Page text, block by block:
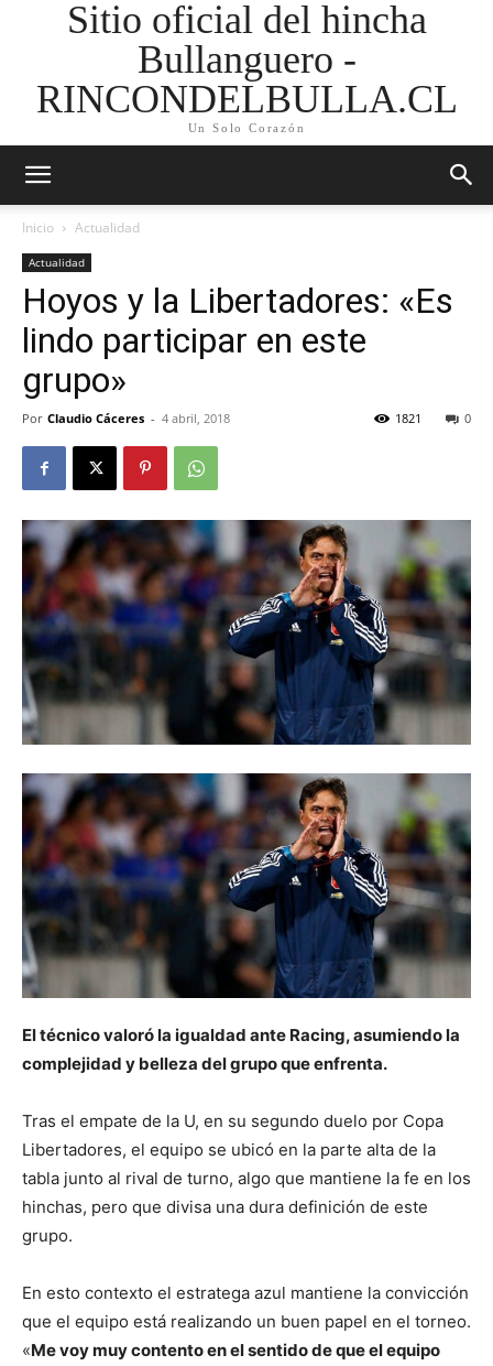
Sitio oficial del hincha
Bullanguero -
RINCONDELBULLA.CL
Un Solo Corazón
Inicio Actualidad
Actualidad
Hoyos y la Libertadores: «Es
lindo participar en este
grupo»
Por Claudio Cáceres - 4 abril, 2018 0
1821
El técnico valoró la igualdad ante Racing, asumiendo la
complejidad y belleza del grupo que enfrenta.
Tras el empate de la U, en su segundo duelo por Copa
Libertadores, el equipo se ubicó en la parte alta de la
tabla junto al rival de turno, algo que mantiene la fe en los
hinchas, pero que divisa una dura definición de este
grupo.
En esto contexto el estratega azul mantiene la convicción
que el equipo está realizando un buen papel en el torneo.
«Me voy muy contento en el sentido de que el equipo